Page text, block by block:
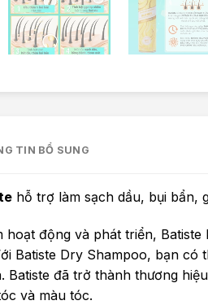
TIN BỔ SUNG
hỗ trợ làm sạch dầu, bụi bẩn,
hoạt động và phát triển,
Batiste Dry Shampoo, bạn có
Batiste đã trở thành thương
và màu tóc.